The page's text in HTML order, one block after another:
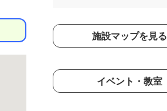
施設マップを見る
イベント・教室